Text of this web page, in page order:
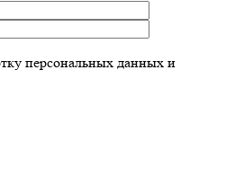
персональных данных и